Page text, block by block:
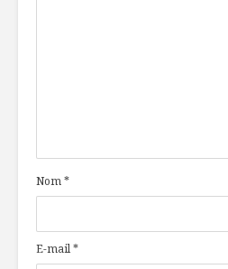
Nom*
E-mail*